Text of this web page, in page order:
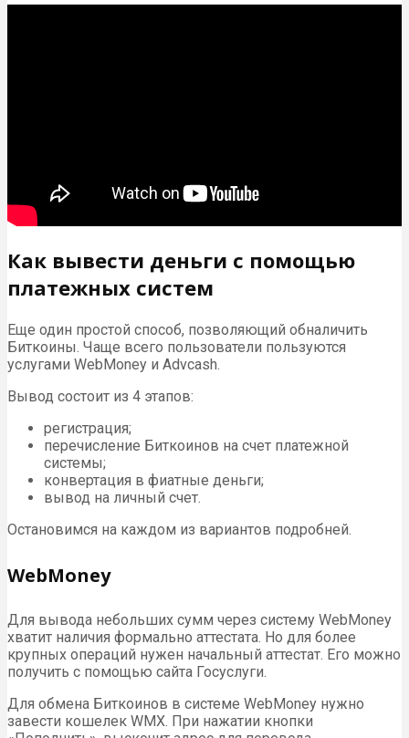
Как вывести деньги с помощью
платежных систем
Еще один простой способ, позволяющий обналичить
Биткоины. Чаще всего пользователи пользуются
услугами WebMoney и Advcash.
Вывод состоит из 4 этапов:
регистрация;
перечисление Биткоинов на счет платежной
системы;
конвертация в фиатные деньги;
вывод на личный счет.
Остановимся на каждом из вариантов подробней.
WebMoney
Для вывода небольших сумм через систему WebMoney
хватит наличия формально аттестата. Но для более
крупных операций нужен начальный аттестат. Его можно
получить с помощью сайта Госуслуги.
Для обмена Биткоинов в системе WebMoney нужно
завести кошелек WMX. При нажатии кнопки